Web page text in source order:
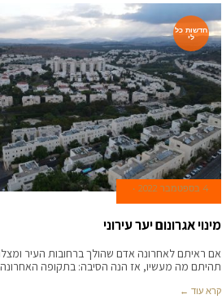
חדשות כל
לי
4 בספטמבר 2022
מינוי אגרונום יער עירוני
אם ראיתם לאחרונה אדם שהולך ברחובות העיר
תהיתם מה מעשיו, אז הנה הסיבה: בתקופה האחרונה
קרא עוד ←